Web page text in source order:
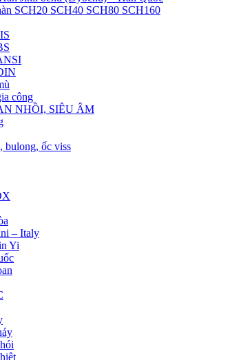
SCH20 SCH40 SCH80 SCH160
công
NHỒI, SIÊU ÂM
bulong, ốc viss
– Italy
Yi